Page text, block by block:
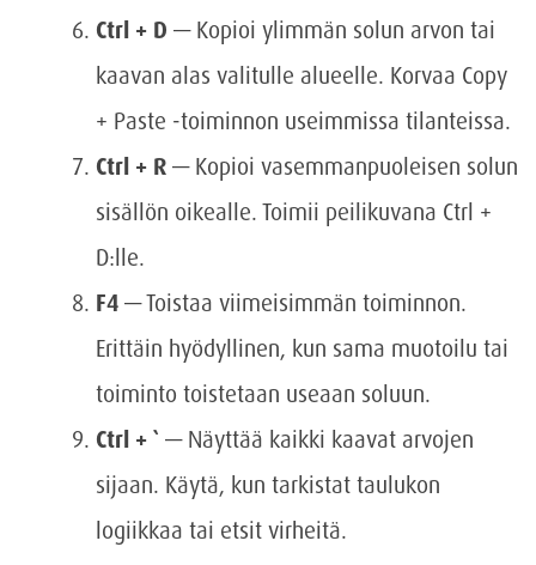
Ctrl + D — Kopioi ylimmän solun arvon tai
kaavan alas valitulle alueelle. Korvaa Copy
+ Paste -toiminnon useimmissa tilanteissa.
Ctrl + R — Kopioi vasemmanpuoleisen solun
sisällön oikealle. Toimii peilikuvana Ctrl +
D:lle.
F4 — Toistaa viimeisimmän toiminnon.
Erittäin hyödyllinen, kun sama muotoilu tai
toiminto toistetaan useaan soluun.
Ctrl + ` — Näyttää kaikki kaavat arvojen
sijaan. Käytä, kun tarkistat taulukon
logiikkaa tai etsit virheitä.